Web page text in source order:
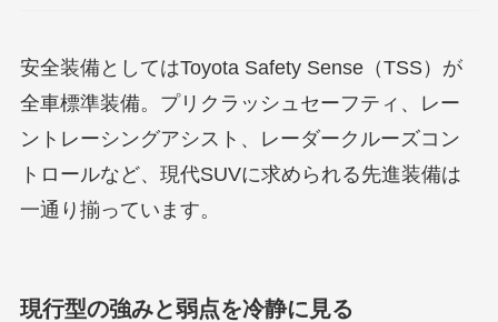
安全装備としてはToyota Safety Sense（TSS）が
全車標準装備。プリクラッシュセーフティ、レー
ントレーシングアシスト、レーダークルーズコン
トロールなど、現代SUVに求められる先進装備は
一通り揃っています。
現行型の強みと弱点を冷静に見る